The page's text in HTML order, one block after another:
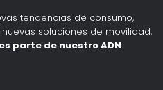
tendencias de consumo,
soluciones de movilidad,
parte de nuestro ADN.